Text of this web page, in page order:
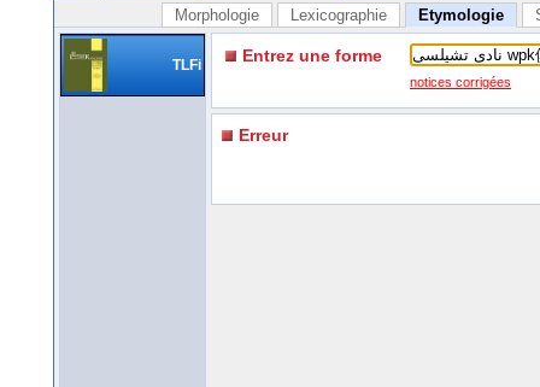
Morphologie Lexicographie Etymologie
TLFi Entrez une forme
notices corrigées
Erreur